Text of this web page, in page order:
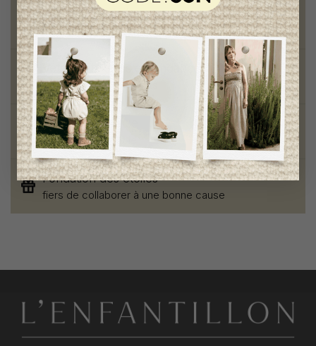
Livraison gratuite
sur toute commande de 100 $ et plus
Vêtements chics et tendances
pour mamans et enfants
Style et élégance
qualité remarquable
Fondation des étoiles
fiers de collaborer à une bonne cause